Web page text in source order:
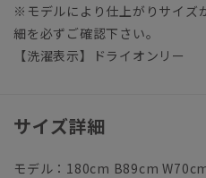
※モデルにより仕上がりサイズ
細を必ずご確認下さい。
【洗濯表示】ドライオンリー
サイズ詳細
モデル：180cm B89cm